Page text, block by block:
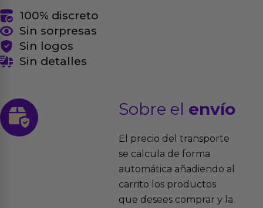
100% discreto
Sin sorpresas
Sin logos
Sin detalles
Sobre el envío
El precio del transporte
se calcula de forma
automática añadiendo al
carrito los productos
que desees comprar y la